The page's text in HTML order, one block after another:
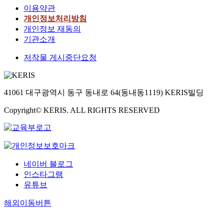
이용약관
개인정보처리방침
개인정보 재동의
기관소개
저작물 게시중단요청
41061 대구광역시 동구 동내로 64(동내동1119) KERIS빌딩
Copyright© KERIS. ALL RIGHTS RESERVED
네이버 블로그
인스타그램
유튜브
해외이동버튼